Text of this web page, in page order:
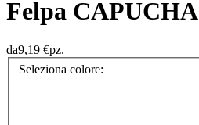
Felpa CAPUCHA
da9,19 €pz.
Seleziona colore: